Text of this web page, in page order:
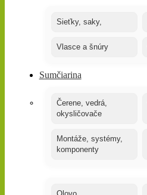
Sieťky, saky,
Vlasce a šnúry
Sumčiarina
Čerene, vedrá,
okysličovače
Montáže, systémy,
komponenty